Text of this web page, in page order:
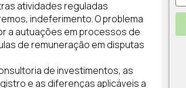
atividades reguladas
indeferimento. O problema
a autuações em processos de
de remuneração em disputas
de investimentos, as
e as diferenças aplicáveis a